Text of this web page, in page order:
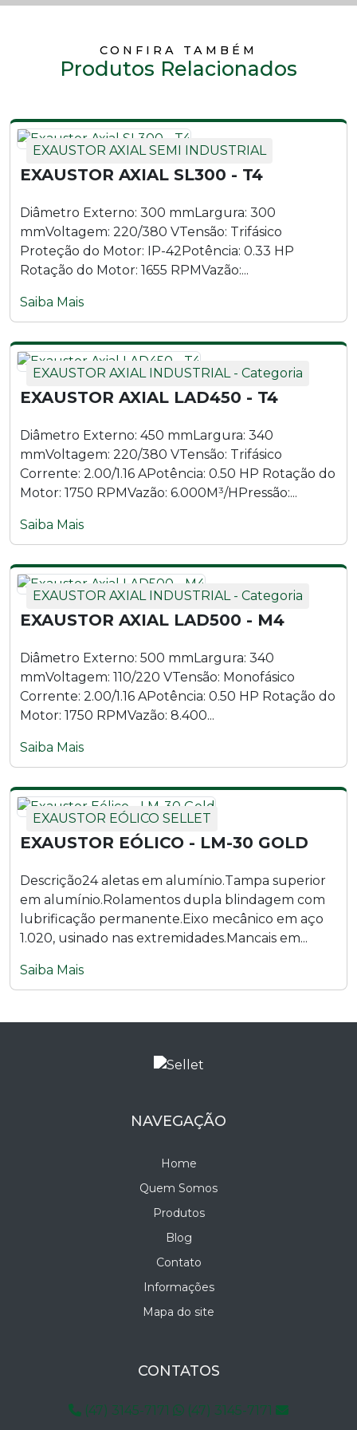
Exaustor Axial LAD500 - T4
Exaustor Axial LAD600 - M4
Exaustor Axial LAD600 - T4
Exaustor Axial LAD600 - T6
Exaustor Axial LAD700 - M4
Exaustor Axial LAD700 - M6
Exaustor Axial LAD700 - T4
Exaustor Axial LAD800 - M6
Exaustor Axial LAD800 - T6
CONFIRA TAMBÉM
Produtos Relacionados
EXAUSTOR AXIAL SEMI INDUSTRIAL
EXAUSTOR AXIAL SL300 - T4
Diâmetro Externo: 300 mmLargura: 300
mmVoltagem: 220/380 VTensão: Trifásico
Proteção do Motor: IP-42Potência: 0.33 HP
Rotação do Motor: 1655 RPMVazão:...
Saiba Mais
EXAUSTOR AXIAL INDUSTRIAL - Categoria
EXAUSTOR AXIAL LAD450 - T4
Diâmetro Externo: 450 mmLargura: 340
mmVoltagem: 220/380 VTensão: Trifásico
Corrente: 2.00/1.16 APotência: 0.50 HP Rotação do
Motor: 1750 RPMVazão: 6.000M³/HPressão:...
Saiba Mais
EXAUSTOR AXIAL INDUSTRIAL - Categoria
EXAUSTOR AXIAL LAD500 - M4
Diâmetro Externo: 500 mmLargura: 340
mmVoltagem: 110/220 VTensão: Monofásico
Corrente: 2.00/1.16 APotência: 0.50 HP Rotação do
Motor: 1750 RPMVazão: 8.400...
Saiba Mais
EXAUSTOR EÓLICO SELLET
EXAUSTOR EÓLICO - LM-30 GOLD
Descrição24 aletas em alumínio.Tampa superior
em alumínio.Rolamentos dupla blindagem com
lubrificação permanente.Eixo mecânico em aço
1.020, usinado nas extremidades.Mancais em...
Saiba Mais
NAVEGAÇÃO
Home
Quem Somos
Produtos
Blog
Contato
Informações
Mapa do site
CONTATOS
(47) 3145-7171 (47) 3145-7171